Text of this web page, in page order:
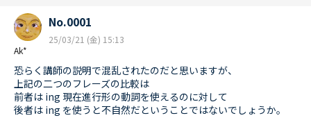
Ak*
No.0001
25/03/21 (金) 15:13
恐らく講師の説明で混乱されたのだと思いますが、
上記の二つのフレーズの比較は
前者は ing 現在進行形の動詞を使えるのに対して
後者は ing を使うと不自然だということではないでしょうか。